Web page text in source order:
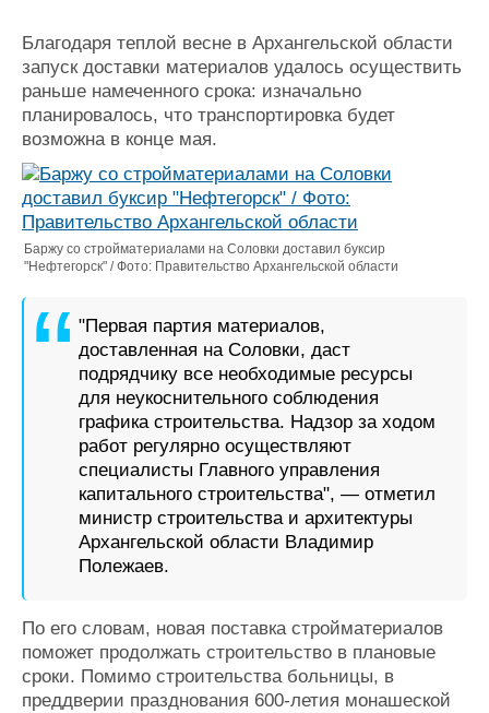
Конференции
Выставки и семинары
Личности
Флот
Галерея флота
Форум
Все службы
Благодаря теплой весне в Архангельской области
запуск доставки материалов удалось осуществить
раньше намеченного срока: изначально
планировалось, что транспортировка будет
возможна в конце мая.
Баржу со стройматериалами на Соловки доставил буксир
"Нефтегорск" / Фото: Правительство Архангельской области
"Первая партия материалов,
доставленная на Соловки, даст
подрядчику все необходимые ресурсы
для неукоснительного соблюдения
графика строительства. Надзор за ходом
работ регулярно осуществляют
специалисты Главного управления
капитального строительства", — отметил
министр строительства и архитектуры
Архангельской области Владимир
Полежаев.
По его словам, новая поставка стройматериалов
поможет продолжать строительство в плановые
сроки. Помимо строительства больницы, в
преддверии празднования 600-летия монашеской